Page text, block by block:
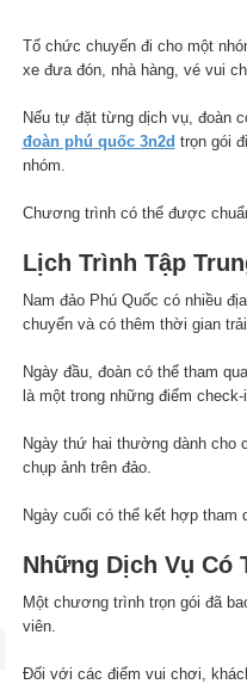
Tổ chức chuyến đi cho một
xe đưa đón, nhà hàng, vé vui
Nếu tự đặt từng dịch vụ, đoàn
đoàn phú quốc 3n2d trọn gói
nhóm.
Chương trình có thể được
Lịch Trình Tập
Nam đảo Phú Quốc có nhiều
chuyển và có thêm thời gian
Ngày đầu, đoàn có thể tham
là một trong những điểm
Ngày thứ hai thường dành cho
chụp ảnh trên đảo.
Ngày cuối có thể kết hợp tham
Những Dịch Vụ Có
Một chương trình trọn gói đã
viên.
Đối với các điểm vui chơi,